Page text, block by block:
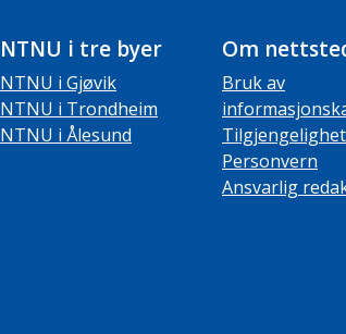
NTNU i tre byer
NTNU i Gjøvik
NTNU i Trondheim
NTNU i Ålesund
Om
Bruk av
Personvern
Ansvarlig